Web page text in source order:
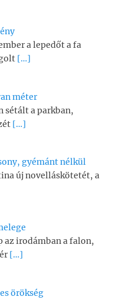
a lepedőt a fa
[…]
méter
sétált a parkban,
[…]
gyémánt nélkül
új novelláskötetét, a
az irodámban a falon,
[…]
örökség